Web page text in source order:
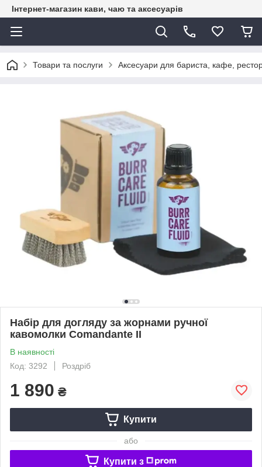
Інтернет-магазин кави, чаю та аксесуарів
Товари та послуги Аксесуари для бариста, кафе,
Набір для догляду за жорнами ручної
кавомолки Comandante II
В наявності
Код: 3292
Роздріб
1 890 ₴
Купити
або
Купити з